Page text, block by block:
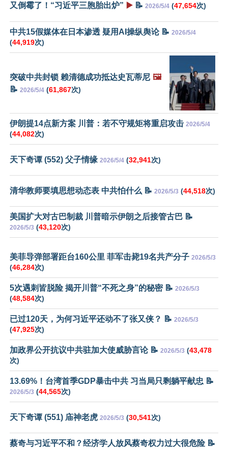
又倒霉了！“习近平三胞胎出炉” ▶️ 📝 2026/5/4 (47,654次)
中共15假媒体在日本渗透 疑用AI操纵舆论 📝 2026/5/4
(44,919次)
突破中共封锁 赖清德成功抵达史瓦蒂尼 🖼️
📝 2026/5/4 (61,867次)
伊朗提14点新方案 川普：若不守规矩将重启攻击 2026/5/4
(44,082次)
天下奇谭 (552) 父子情缘 2026/5/4 (32,941次)
清华教师要填思想动态表 中共怕什么 📝 2026/5/3 (44,518次)
美国扩大对古巴制裁 川普暗示伊朗之后接管古巴 📝
2026/5/3 (43,120次)
美菲导弹部署距台160公里 菲军击毙19名共产分子 2026/5/3
(46,284次)
5次遇刺皆脱险 揭开川普“不死之身”的秘密 📝 2026/5/3
(48,584次)
已过120天，为何习近平还动不了张又侠？ 📝 2026/5/3
(47,925次)
加政界公开抗议中共驻加大使威胁言论 📝 2026/5/3 (43,478
次)
13.69%！台湾首季GDP暴击中共 习当局只剩躺平献忠 📝
2026/5/3 (44,565次)
天下奇谭 (551) 庙神老虎 2026/5/3 (30,541次)
蔡奇与习近平不和？经济学人放风蔡奇权力过大很危险 📝